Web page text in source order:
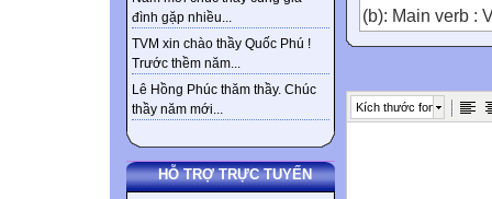
đình gặp nhiều...
TVM xin chào thầy Quốc Phú !
Trước thềm năm...
Lê Hồng Phúc thăm thầy. Chúc
thầy năm mới...
HỖ TRỢ TRỰC TUYẾN
(b): Main verb :
(c): Subject :
cấu trúc khác
Trong câu hỏi
Kích thước font